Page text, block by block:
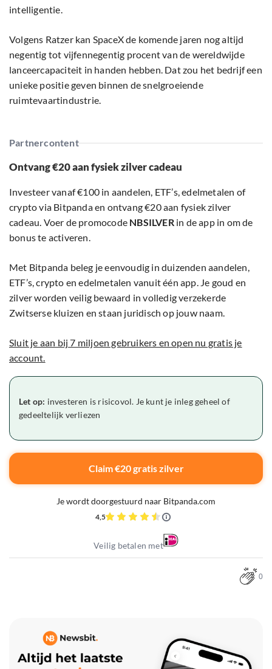
intelligentie.
Volgens Ratzer kan SpaceX de komende jaren nog altijd
negentig tot vijfennegentig procent van de wereldwijde
lanceercapaciteit in handen hebben. Dat zou het bedrijf een
unieke positie geven binnen de snelgroeiende
ruimtevaartindustrie.
Partnercontent
Ontvang €20 aan fysiek zilver cadeau
Investeer vanaf €100 in aandelen, ETF’s, edelmetalen of
crypto via Bitpanda en ontvang €20 aan fysiek zilver
cadeau. Voer de promocode NBSILVERin de app in om de
bonus te activeren.
Met Bitpanda beleg je eenvoudig in duizenden aandelen,
ETF’s, crypto en edelmetalen vanuit één app. Je goud en
zilver worden veilig bewaard in volledig verzekerde
Zwitserse kluizen en staan juridisch op jouw naam.
Sluit je aan bij 7 miljoen gebruikers en open nu gratis je
account.
Let op: investeren is risicovol. Je kunt je inleg geheel of
gedeeltelijk verliezen
Claim €20 gratis zilver
Je wordt doorgestuurd naar Bitpanda.com
4,5
Veilig betalen met
0